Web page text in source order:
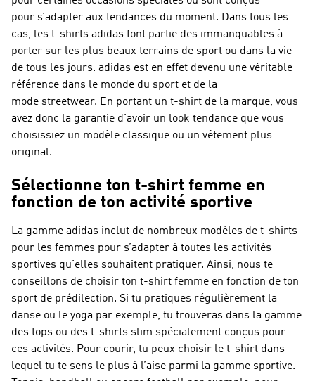
pour s’adapter aux tendances du moment. Dans tous les
cas, les t-shirts adidas font partie des immanquables à
porter sur les plus beaux terrains de sport ou dans la vie
de tous les jours. adidas est en effet devenu une véritable
référence dans le monde du sport et de la
mode streetwear. En portant un t-shirt de la marque, vous
avez donc la garantie d’avoir un look tendance que vous
choisissiez un modèle classique ou un vêtement plus
original.
Sélectionne ton t-shirt femme en
fonction de ton activité sportive
La gamme adidas inclut de nombreux modèles de t-shirts
pour les femmes pour s’adapter à toutes les activités
sportives qu’elles souhaitent pratiquer. Ainsi, nous te
conseillons de choisir ton t-shirt femme en fonction de ton
sport de prédilection. Si tu pratiques régulièrement la
danse ou le yoga par exemple, tu trouveras dans la gamme
des tops ou des t-shirts slim spécialement conçus pour
ces activités. Pour courir, tu peux choisir le t-shirt dans
lequel tu te sens le plus à l’aise parmi la gamme sportive.